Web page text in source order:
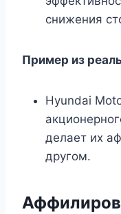
снижения
Пример из
Hyundai
делает их
другом.